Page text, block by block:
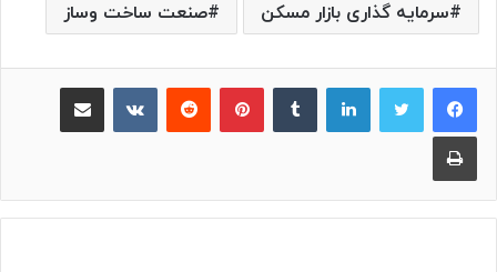
سرمایه گذاری بازار مسکن
صنعت ساخت وساز
لینکدین پینترست ‫رددیت
چاپ